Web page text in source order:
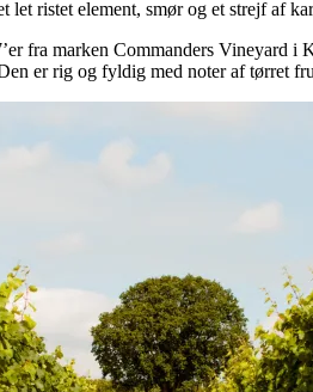
let ristet element, smør og et strejf af
fra marken Commanders
er rig og fyldig med noter af tørret